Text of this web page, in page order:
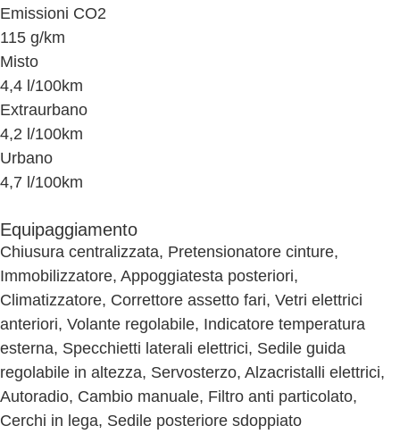
Emissioni CO2
115 g/km
Misto
4,4 l/100km
Extraurbano
4,2 l/100km
Urbano
4,7 l/100km
Equipaggiamento
Chiusura centralizzata, Pretensionatore cinture,
Immobilizzatore, Appoggiatesta posteriori,
Climatizzatore, Correttore assetto fari, Vetri elettrici
anteriori, Volante regolabile, Indicatore temperatura
esterna, Specchietti laterali elettrici, Sedile guida
regolabile in altezza, Servosterzo, Alzacristalli elettrici,
Autoradio, Cambio manuale, Filtro anti particolato,
Cerchi in lega, Sedile posteriore sdoppiato